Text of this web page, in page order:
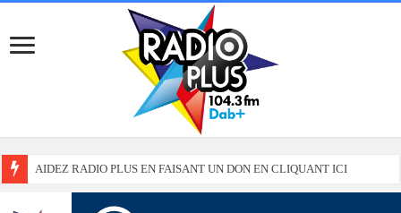
AIDEZ RADIO PLUS EN FAISANT UN DON EN CLIQUANT ICI